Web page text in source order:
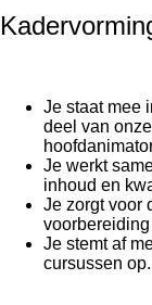
Je staat mee
deel van
Je werkt
inhoud en
Je zorgt voor
Je stemt af
cursussen op.